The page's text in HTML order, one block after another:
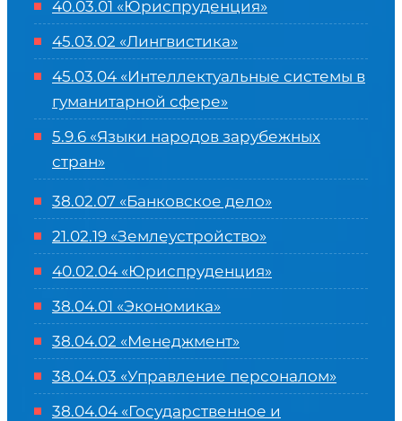
40.03.01 «Юриспруденция»
45.03.02 «Лингвистика»
45.03.04 «Интеллектуальные системы в
гуманитарной сфере»
5.9.6 «Языки народов зарубежных
стран»
38.02.07 «Банковское дело»
21.02.19 «Землеустройство»
40.02.04 «Юриспруденция»
38.04.01 «Экономика»
38.04.02 «Менеджмент»
38.04.03 «Управление персоналом»
38.04.04 «Государственное и